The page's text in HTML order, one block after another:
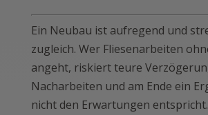
Ein Neubau ist aufregend und
zugleich. Wer Fliesenarbeiten
angeht, riskiert teure
Nacharbeiten und am Ende ein
nicht den Erwartungen